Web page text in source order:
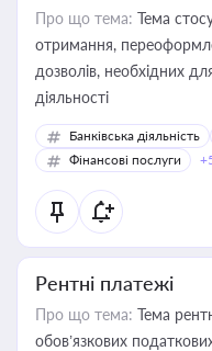
Про що тема: Тема
отримання,
дозволів, необхідних
діяльності
Банківська діяльність
Фінансові послуги
Рентні платежі
Про що тема: Тема
обов’язкових